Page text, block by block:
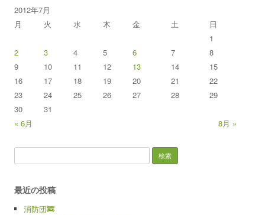
2012年7月
月
火 水 木 金 土 日
« 6月 8月 »
1
2
3 4 5 6 7
8
9
10 11 12 13 14
15
16
17 18 19 20 21
22
23
24 25 26 27 28
29
30
31
最近の投稿
消防団🚒